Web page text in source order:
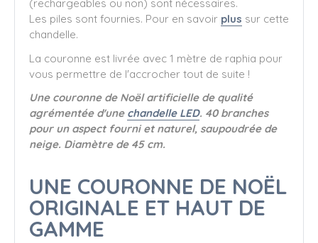
(rechargeables ou non) sont nécessaires.
Les piles sont fournies. Pour en savoir plus sur cette
chandelle.
La couronne est livrée avec 1 mètre de raphia pour
vous permettre de l'accrocher tout de suite !
Une couronne de Noël artificielle de qualité
agrémentée d'une chandelle LED. 40 branches
pour un aspect fourni et naturel, saupoudrée de
neige. Diamètre de 45 cm.
UNE COURONNE DE NOËL
ORIGINALE ET HAUT DE
GAMME